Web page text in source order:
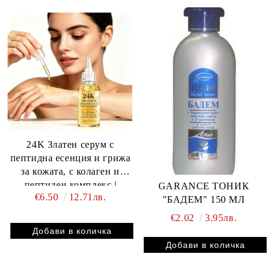
НА
24K Златен серум с
пептидна есенция и грижа
за кожата, с колаген и
пептиден комплекс |
Стягане и изтъняване на
хидратация, прави кожата
ви по-млада и по-здрава 30
€6.50 12.71лв.
GARANCE ТОНИК
"БАДЕМ" 150 МЛ
€2.02
3.95лв.